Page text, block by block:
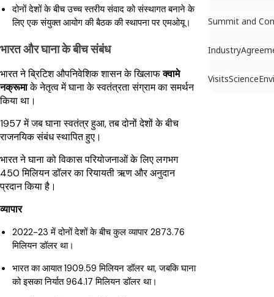
दोनों देशों के बीच उच्च स्तरीय संवाद को संस्थागत बनाने के
लिए एक संयुक्त आयोग की बैठक की स्थापना पर एमओयू।
भारत और घाना के बीच संबंध
भारत ने ब्रिटिश औपनिवेशिक शासन के खिलाफक्वामे
नक्रूमाके नेतृत्व में घाना के स्वतंत्रता संग्राम का समर्थन
किया था।
1957 में जब घाना स्वतंत्र हुआ, तब दोनों देशों के बीच
राजनयिक संबंध स्थापित हुए।
भारत ने घाना को विकास परियोजनाओं के लिए लगभग
450 मिलियन डॉलर का रियायती ऋण और अनुदान
प्रदान किया है।
व्यापार
2022-23 में दोनों देशों के बीच कुल व्यापार 2873.76
मिलियन डॉलर था।
भारत का आयात 1909.59 मिलियन डॉलर था, जबकि घाना
को इसका निर्यात 964.17 मिलियन डॉलर था।
Summit and
Industry
VisitsScience